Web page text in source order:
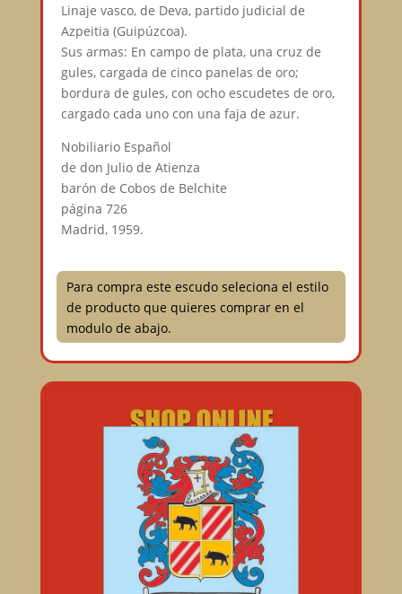
Linaje vasco, de Deva, partido judicial de
Azpeitia (Guipúzcoa).
Sus armas: En campo de plata, una cruz de
gules, cargada de cinco panelas de oro;
bordura de gules, con ocho escudetes de oro,
cargado cada uno con una faja de azur.
Nobiliario Español
de don Julio de Atienza
barón de Cobos de Belchite
página 726
Madrid, 1959.
Para compra este escudo seleciona el estilo
de producto que quieres comprar en el
modulo de abajo.